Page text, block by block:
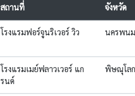
สถานที่ จังหวัด
โรงแรมฟอร์จูนริเวอร์ วิว นครพนม
โรงแรมเมย์ฟลาวเวอร์ แก
รนด์
พิษณุโลก